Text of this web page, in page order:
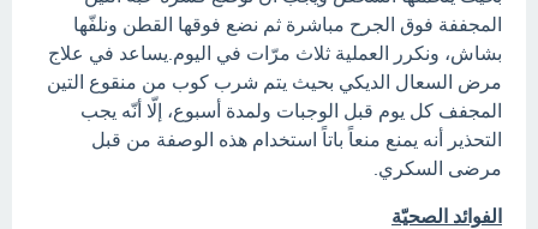
المجففة فوق الجرح مباشرة ثم نضع فوقها القطن ونلفّها
بشاش، ونكرر العملية ثلاث مرّات في اليوم.يساعد في علاج
مرض السعال الديكي بحيث يتم شرب كوب من منقوع التين
المجفف كل يوم قبل الوجبات ولمدة أسبوع، إلّا أنّه يجب
التحذير أنه يمنع منعاً باتاً استخدام هذه الوصفة من قبل
مرضى السكري.
الفوائد الصحيّة